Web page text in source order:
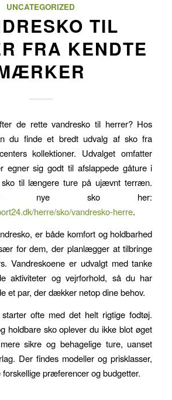
UNCATEGORIZED
TIL
FRA KENDTE
de rette vandresko til herrer? Hos
du finde et bredt udvalg af sko fra
kollektioner. Udvalget omfatter
egner sig godt til afslappede gåture i
sko til længere ture på ujævnt terræn.
nye sko her:
herre/sko/vandresko-herre.
er både komfort og holdbarhed
for dem, der planlægger at tilbringe
Vandreskoene er udvalgt med tanke
aktiviteter og vejrforhold, så du har
et par, der dækker netop dine behov.
ofte med det helt rigtige fodtøj.
holdbare sko oplever du ikke blot øget
sikre og behagelige ture, uanset
Der findes modeller og prisklasser,
præferencer og budgetter.